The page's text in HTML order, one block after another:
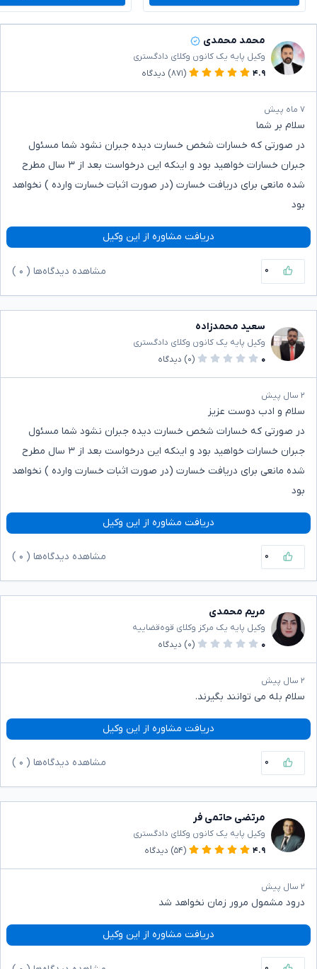
محمد محمدی
وکیل پایه یک کانون وکلای دادگستری
۴.۹
(۸۷۱) دیدگاه
۷ ماه پیش
سلام بر شما
در صورتی که خسارات شخص خسارت دیده جبران نشود شما مسئول
جبران خسارات خواهید بود و اینکه این درخواست بعد از ۳ سال مطرح
شده مانعی برای دریافت خسارت (در صورت اثبات خسارت وارده ) نخواهد
بود
دریافت مشاوره از این وکیل
۰ مشاهده دیدگاه‌ها ( ۰
سعید محمدزاده
وکیل پایه یک کانون وکلای دادگستری
۰
(۰) دیدگاه
۲ سال پیش
سلام و ادب دوست عزیز
در صورتی که خسارات شخص خسارت دیده جبران نشود شما مسئول
جبران خسارات خواهید بود و اینکه این درخواست بعد از ۳ سال مطرح
شده مانعی برای دریافت خسارت (در صورت اثبات خسارت وارده ) نخواهد
بود
دریافت مشاوره از این وکیل
۰ مشاهده دیدگاه‌ها ( ۰
مریم محمدی
وکیل پایه یک مرکز وکلای قوه‌قضاییه
۰
(۰) دیدگاه
۲ سال پیش
سلام بله می توانند بگیرند.
دریافت مشاوره از این وکیل
۰ مشاهده دیدگاه‌ها ( ۰
مرتضی حاتمی فر
وکیل پایه یک کانون وکلای دادگستری
۴.۹
(۵۴) دیدگاه
۲ سال پیش
درود مشمول مرور زمان نخواهد شد
دریافت مشاوره از این وکیل